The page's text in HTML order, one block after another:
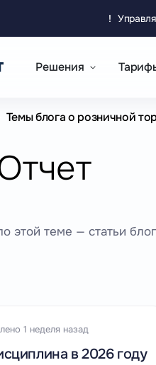
!
Решения
Темы блога о розничной
этой теме — статьи
1 неделя назад
в 2026 году